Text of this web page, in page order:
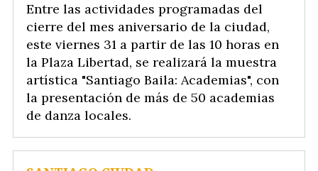
Entre las actividades programadas del
cierre del mes aniversario de la ciudad,
este viernes 31 a partir de las 10 horas en
la Plaza Libertad, se realizará la muestra
artística "Santiago Baila: Academias", con
la presentación de más de 50 academias
de danza locales.